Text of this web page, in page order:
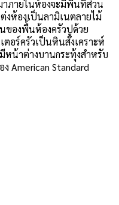
าภายในห้องจะมีพื้นที่ส่วน
งห้องเป็นลามิเนตลายไม้
ของพื้นห้องครัวปูด้วย
ตอร์ครัวเป็นหินสังเคราะห์
หน้าต่างบานกระทุ้งสำหรับ
American Standard